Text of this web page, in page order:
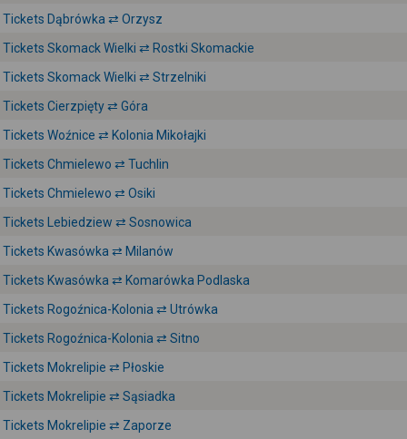
Tickets Dąbrówka ⇄ Orzysz
Tickets Skomack Wielki ⇄ Rostki Skomackie
Tickets Skomack Wielki ⇄ Strzelniki
Tickets Cierzpięty ⇄ Góra
Tickets Woźnice ⇄ Kolonia Mikołajki
Tickets Chmielewo ⇄ Tuchlin
Tickets Chmielewo ⇄ Osiki
Tickets Lebiedziew ⇄ Sosnowica
Tickets Kwasówka ⇄ Milanów
Tickets Kwasówka ⇄ Komarówka Podlaska
Tickets Rogoźnica-Kolonia ⇄ Utrówka
Tickets Rogoźnica-Kolonia ⇄ Sitno
Tickets Mokrelipie ⇄ Płoskie
Tickets Mokrelipie ⇄ Sąsiadka
Tickets Mokrelipie ⇄ Zaporze